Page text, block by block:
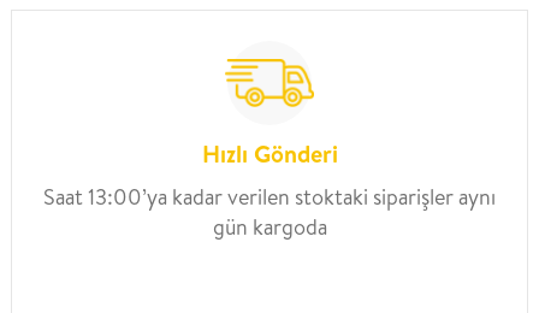
Hızlı Gönderi
Saat 13:00’ya kadar verilen stoktaki siparişler aynı
gün kargoda